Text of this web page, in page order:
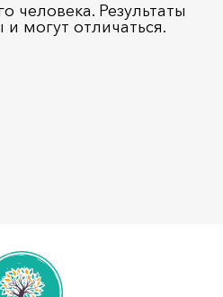
человека. Результаты
могут отличаться.